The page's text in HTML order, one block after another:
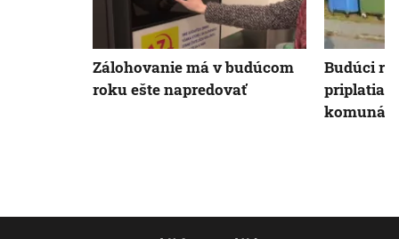
Zálohovanie má v budúcom
roku ešte napredovať
Budúci
priplatia